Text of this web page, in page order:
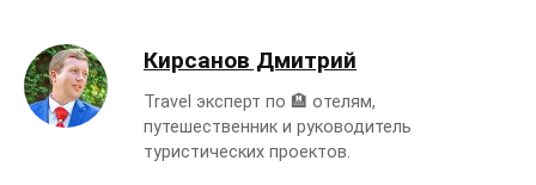
Кирсанов Дмитрий
Travel эксперт по 🏨 отелям,
путешественник и руководитель
туристических проектов.